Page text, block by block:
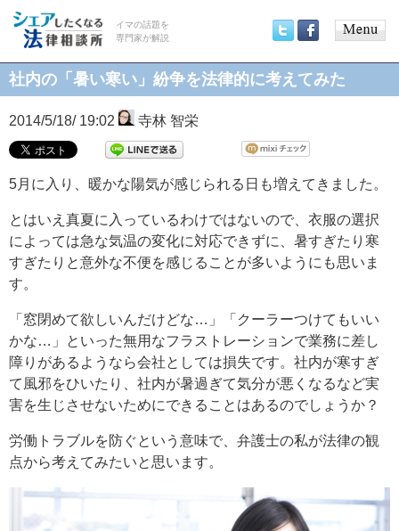
イマの話題を
専門家が解説
menu
社内の「暑い寒い」紛争を法律的に考えてみた
2014/5/18/ 19:02 寺林 智栄
5月に入り、暖かな陽気が感じられる日も増えてきました。
とはいえ真夏に入っているわけではないので、衣服の選択
によっては急な気温の変化に対応できずに、暑すぎたり寒
すぎたりと意外な不便を感じることが多いようにも思いま
す。
「窓閉めて欲しいんだけどな…」「クーラーつけてもいい
かな…」といった無用なフラストレーションで業務に差し
障りがあるようなら会社としては損失です。社内が寒すぎ
て風邪をひいたり、社内が暑過ぎて気分が悪くなるなど実
害を生じさせないためにできることはあるのでしょうか？
労働トラブルを防ぐという意味で、弁護士の私が法律の観
点から考えてみたいと思います。